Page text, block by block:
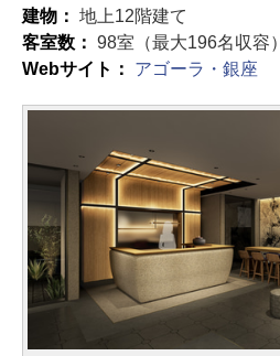
建物： 地上12階建て
客室数： 98室（最大196名収容）
Webサイト： アゴーラ・銀座